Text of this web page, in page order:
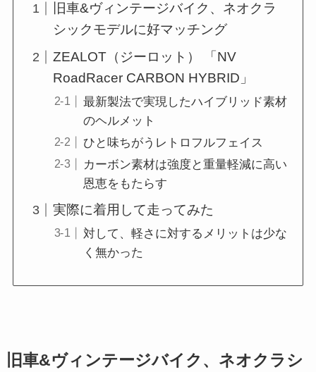
旧車&ヴィンテージバイク、ネオクラ
シックモデルに好マッチング
ZEALOT（ジーロット） 「NV
RoadRacer CARBON HYBRID」
最新製法で実現したハイブリッド素材
のヘルメット
ひと味ちがうレトロフルフェイス
カーボン素材は強度と重量軽減に高い
恩恵をもたらす
実際に着用して走ってみた
対して、軽さに対するメリットは少な
く無かった
旧車&ヴィンテージバイク、ネオクラシ